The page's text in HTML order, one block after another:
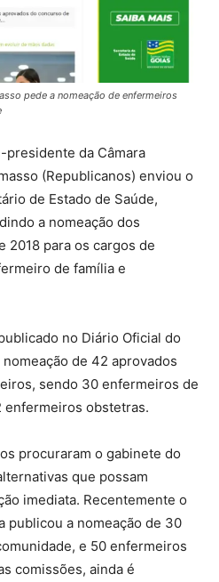
pede a nomeação de enfermeiros
presidente da Câmara
(Republicanos) enviou o
de Estado de Saúde,
a nomeação dos
2018 para os cargos de
de família e
no Diário Oficial do
de 42 aprovados
sendo 30 enfermeiros de
enfermeiros obstetras.
procuraram o gabinete do
que possam
imediata. Recentemente o
publicou a nomeação de 30
e 50 enfermeiros
comissões, ainda é